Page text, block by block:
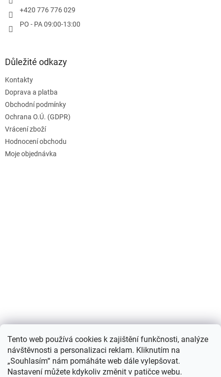
Tento web používá cookies k zajištění funkčnosti, analýze
návštěvnosti a personalizaci reklam. Kliknutím na
„Souhlasím“ nám pomáháte web dále vylepšovat.
Nastavení můžete kdykoliv změnit v patičce webu.
+420 776 776 029
PO - PA 09:00-13:00
Důležité odkazy
Kontakty
Doprava a platba
Obchodní podmínky
Ochrana O.Ú. (GDPR)
Vrácení zboží
Hodnocení obchodu
Moje objednávka
0KS /0 KČ